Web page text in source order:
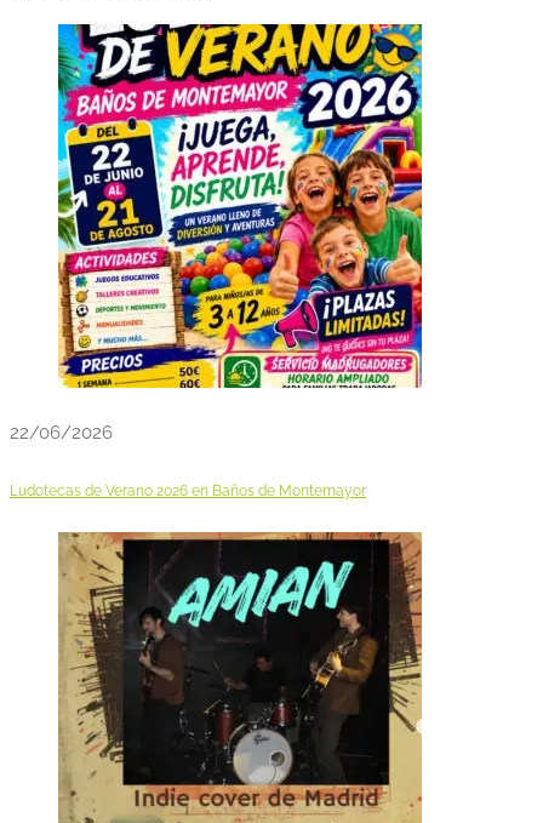
22/06/2026
Ludotecas de Verano 2026 en Baños de Montemayor